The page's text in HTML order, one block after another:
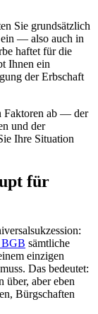
Sie grundsätzlich
ein — also auch in
haftet für die
Ihnen ein
der Erbschaft
Faktoren ab — der
und der
Ihre Situation
für
BGB sämtliche
einzigen
Das bedeutet:
über, aber eben
Bürgschaften